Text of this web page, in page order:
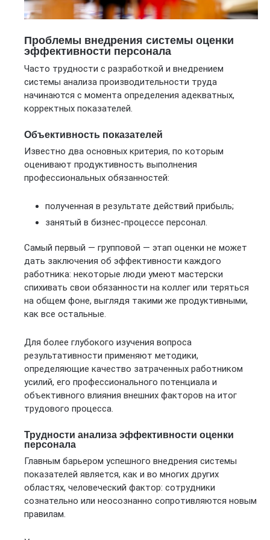
Проблемы внедрения системы оценки
эффективности персонала
Часто трудности с разработкой и внедрением
системы анализа производительности труда
начинаются с момента определения адекватных,
корректных показателей.
Объективность показателей
Известно два основных критерия, по которым
оценивают продуктивность выполнения
профессиональных обязанностей:
полученная в результате действий прибыль;
занятый в бизнес-процессе персонал.
Самый первый — групповой — этап оценки не может
дать заключения об эффективности каждого
работника: некоторые люди умеют мастерски
спихивать свои обязанности на коллег или теряться
на общем фоне, выглядя такими же продуктивными,
как все остальные.
Для более глубокого изучения вопроса
результативности применяют методики,
определяющие качество затраченных работником
усилий, его профессионального потенциала и
объективного влияния внешних факторов на итог
трудового процесса.
Трудности анализа эффективности оценки
персонала
Главным барьером успешного внедрения системы
показателей является, как и во многих других
областях, человеческий фактор: сотрудники
сознательно или неосознанно сопротивляются новым
правилам.